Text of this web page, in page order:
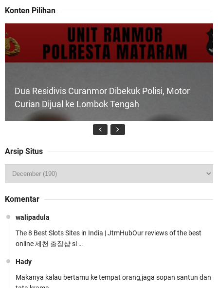
Konten Pilihan
Dua Residivis Curanmor Dibekuk Polisi, Motor
Curian Dijual ke Lombok Tengah
Curanmor Bersana BB
Arsip Situs
Komentar
walipadula
The 8 Best Slots Sites in India | JtmHubOur reviews of the best
online 제천 출장샵 sl …
Hady
Makanya kalau bertamu ke tempat orang,jaga sopan santun dan